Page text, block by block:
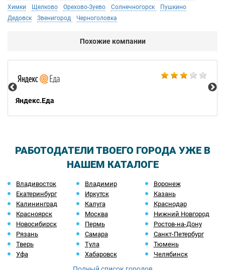
Химки
Щелково Орехово-Зуево Солнечногорск
Пушкино
Дедовск
Звенигород Черноголовка
Похожие компании
Яндекс.Еда
РАБОТОДАТЕЛИ ТВОЕГО ГОРОДА УЖЕ В
НАШЕМ КАТАЛОГЕ
Владивосток Владимир
Воронеж
Екатеринбург
Иркутск
Казань
Калининград
Калуга
Краснодар
Красноярск
Москва
Нижний Новгород
Новосибирск
Пермь
Ростов-на-Дону
Рязань
Самара
Санкт-Петербург
Тверь
Тула
Тюмень
Уфа
Хабаровск Челябинск